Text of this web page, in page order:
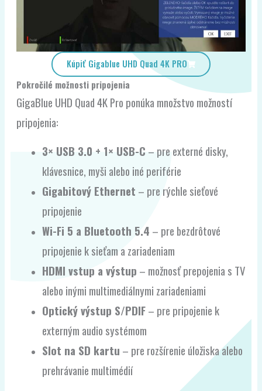
Kúpiť Gigablue UHD Quad 4K PRO
Pokročilé možnosti pripojenia
GigaBlue UHD Quad 4K Pro ponúka množstvo možností
pripojenia:
3× USB 3.0 + 1× USB-C – pre externé disky,
klávesnice, myši alebo iné periférie
Gigabitový Ethernet – pre rýchle sieťové
pripojenie
Wi-Fi 5 a Bluetooth 5.4 – pre bezdrôtové
pripojenie k sieťam a zariadeniam
HDMI vstup a výstup – možnosť prepojenia s TV
alebo inými multimediálnymi zariadeniami
Optický výstup S/PDIF– pre pripojenie k
externým audio systémom
Slot na SD kartu – pre rozšírenie úložiska alebo
prehrávanie multimédií